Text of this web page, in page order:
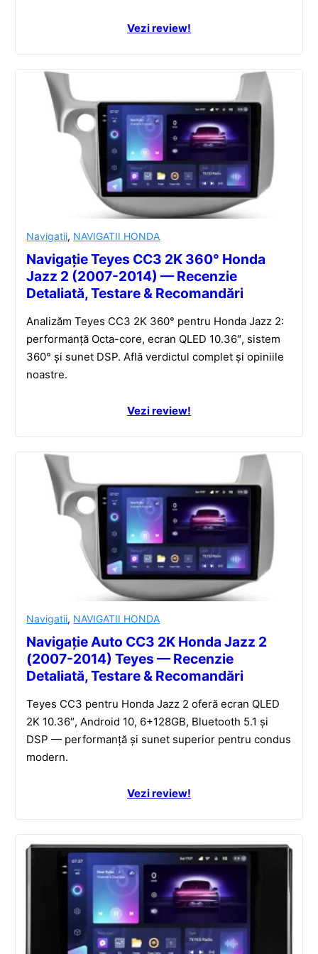
Vezi review!
Navigatii, NAVIGATII HONDA
Navigație Teyes CC3 2K 360° Honda
Jazz 2 (2007-2014) — Recenzie
Detaliată, Testare & Recomandări
Analizăm Teyes CC3 2K 360° pentru Honda Jazz 2:
performanță Octa-core, ecran QLED 10.36″, sistem
360° și sunet DSP. Află verdictul complet și opiniile
noastre.
Vezi review!
Navigatii, NAVIGATII HONDA
Navigație Auto CC3 2K Honda Jazz 2
(2007-2014) Teyes — Recenzie
Detaliată, Testare & Recomandări
Teyes CC3 pentru Honda Jazz 2 oferă ecran QLED
2K 10.36″, Android 10, 6+128GB, Bluetooth 5.1 și
DSP — performanță și sunet superior pentru condus
modern.
Vezi review!